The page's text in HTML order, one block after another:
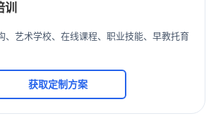
训
、艺术学校、在线课程、职业技能、早教托育
获取定制方案